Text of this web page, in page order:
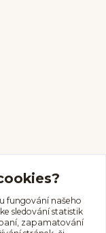
fungování našeho
sledování statistik
zapamatování